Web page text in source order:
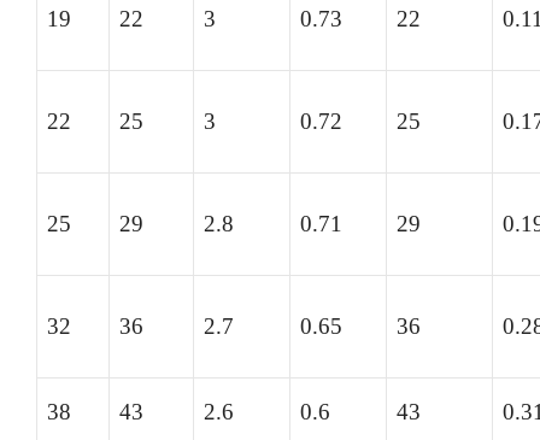
19 22 3 0.73 22
22 25 3 0.72 25
25 29 2.8 0.71 29
32 36 2.7 0.65 36
38 43 2.6 0.6 43